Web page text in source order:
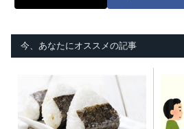
今、あなたにオススメの記事